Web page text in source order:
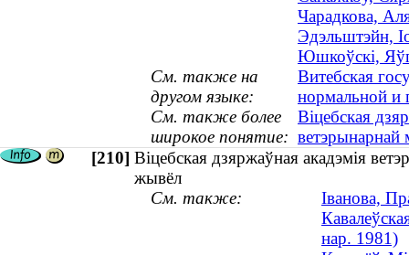
Чарадкова,
Эдэльштэйн,
Юшкоўскі,
См. также на
другом языке:
Витебская
нормальной и
См. также более
широкое понятие:
Віцебская
[210] Віцебская дзяржаўная акадэмія
жывёл
См. также:
Іванова,
нар. 1981)